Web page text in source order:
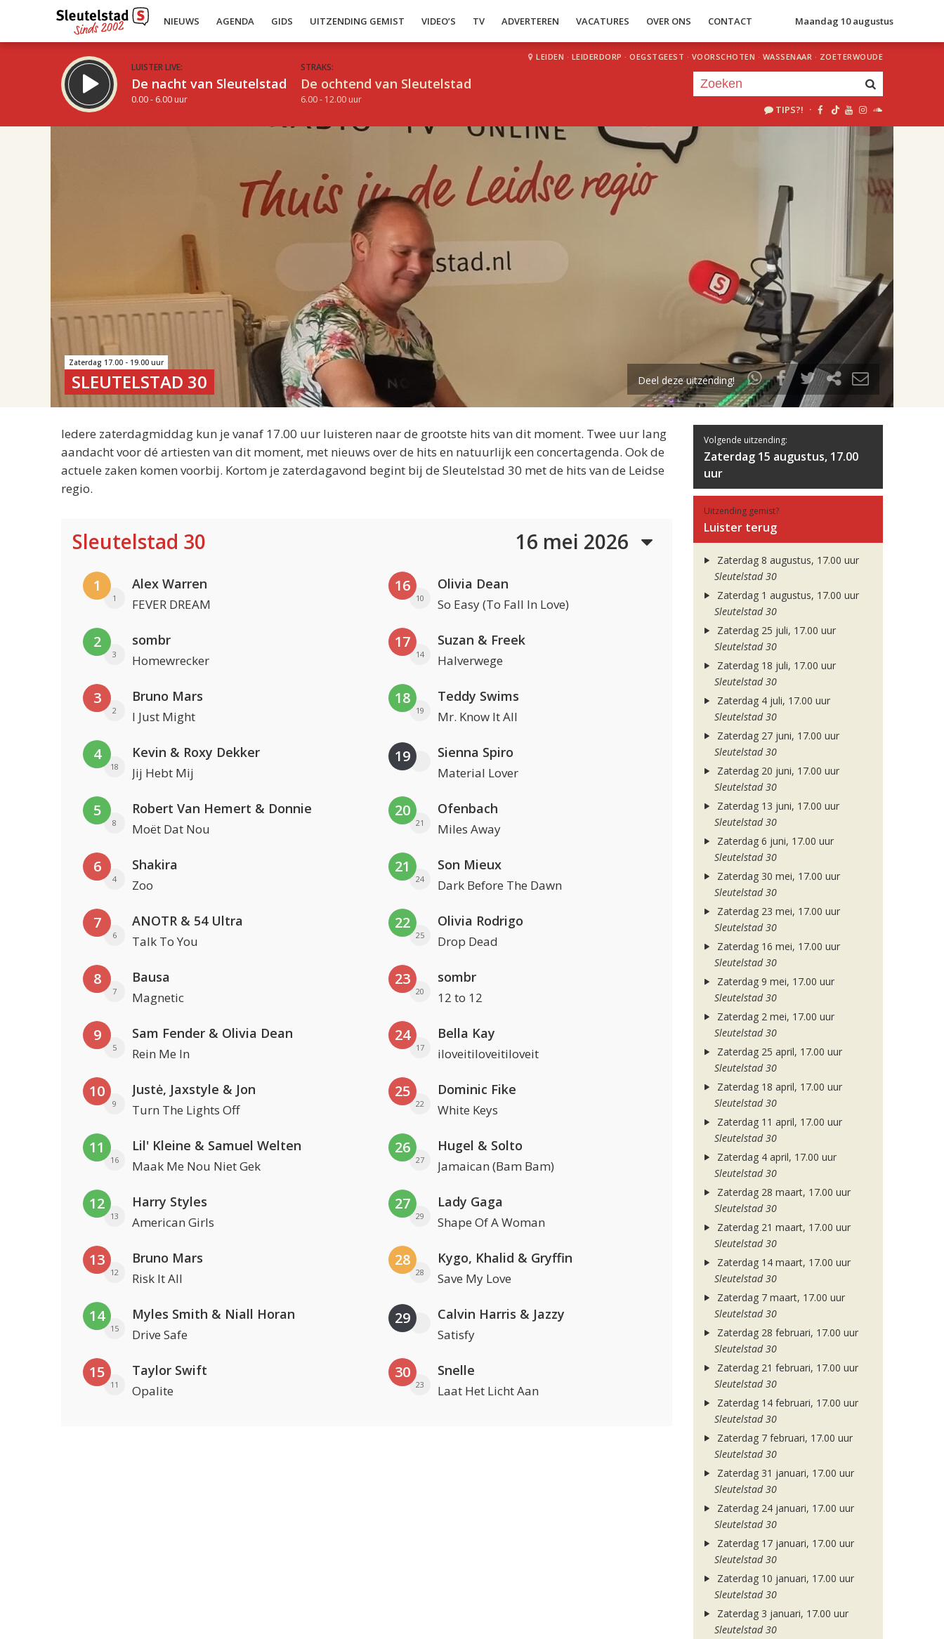
NIEUWS AGENDA GIDS UITZENDING GEMIST VIDEO’S TV ADVERTEREN VACATURES OVER ONS CONTACT Maandag 10 augustus
LUISTER LIVE:
De nacht van Sleutelstad
0.00 - 6.00 uur
STRAKS:
De ochtend van Sleutelstad
6.00 - 12.00 uur
LEIDEN · LEIDERDORP · OEGSTGEEST · VOORSCHOTEN · WASSENAAR · ZOETERWOUDE
TIPS?! ·
uur 1 van 2
Volgend uur
Zaterdag 17.00 - 19.00 uur
SLEUTELSTAD 30 Deel deze uitzending!
Iedere zaterdagmiddag kun je vanaf 17.00 uur luisteren naar de grootste hits van dit moment. Twee uur lang
aandacht voor dé artiesten van dit moment, met nieuws over de hits en natuurlijk een concertagenda. Ook de
actuele zaken komen voorbij. Kortom je zaterdagavond begint bij de Sleutelstad 30 met de hits van de Leidse
regio.
Sleutelstad 30 16 mei 2026
1
1
Alex Warren
FEVER DREAM
2
3
sombr
Homewrecker
3
2
Bruno Mars
I Just Might
4
18
Kevin & Roxy Dekker
Jij Hebt Mij
5
8
Robert Van Hemert & Donnie
Moët Dat Nou
6
4
Shakira
Zoo
7
6
ANOTR & 54 Ultra
Talk To You
8
7
Bausa
Magnetic
9
5
Sam Fender & Olivia Dean
Rein Me In
10
9
Justė, Jaxstyle & Jon
Turn The Lights Off
11
16
Lil' Kleine & Samuel Welten
Maak Me Nou Niet Gek
12
13
Harry Styles
American Girls
13
12
Bruno Mars
Risk It All
14
15
Myles Smith & Niall Horan
Drive Safe
15
11
Taylor Swift
Opalite
16
10
Olivia Dean
So Easy (To Fall In Love)
17
14
Suzan & Freek
Halverwege
18
19
Teddy Swims
Mr. Know It All
19 Sienna Spiro
Material Lover
20
21
Ofenbach
Miles Away
21
24
Son Mieux
Dark Before The Dawn
22
25
Olivia Rodrigo
Drop Dead
23
20
sombr
12 to 12
24
17
Bella Kay
iloveitiloveitiloveit
25
22
Dominic Fike
White Keys
26
27
Hugel & Solto
Jamaican (Bam Bam)
27
29
Lady Gaga
Shape Of A Woman
28
28
Kygo, Khalid & Gryffin
Save My Love
29 Calvin Harris & Jazzy
Satisfy
30
23
Snelle
Laat Het Licht Aan
Volgende uitzending:
Zaterdag 15 augustus, 17.00
uur
Uitzending gemist?
Luister terug
Zaterdag 8 augustus, 17.00 uur
Sleutelstad 30
Zaterdag 1 augustus, 17.00 uur
Sleutelstad 30
Zaterdag 25 juli, 17.00 uur
Sleutelstad 30
Zaterdag 18 juli, 17.00 uur
Sleutelstad 30
Zaterdag 4 juli, 17.00 uur
Sleutelstad 30
Zaterdag 27 juni, 17.00 uur
Sleutelstad 30
Zaterdag 20 juni, 17.00 uur
Sleutelstad 30
Zaterdag 13 juni, 17.00 uur
Sleutelstad 30
Zaterdag 6 juni, 17.00 uur
Sleutelstad 30
Zaterdag 30 mei, 17.00 uur
Sleutelstad 30
Zaterdag 23 mei, 17.00 uur
Sleutelstad 30
Zaterdag 16 mei, 17.00 uur
Sleutelstad 30
Zaterdag 9 mei, 17.00 uur
Sleutelstad 30
Zaterdag 2 mei, 17.00 uur
Sleutelstad 30
Zaterdag 25 april, 17.00 uur
Sleutelstad 30
Zaterdag 18 april, 17.00 uur
Sleutelstad 30
Zaterdag 11 april, 17.00 uur
Sleutelstad 30
Zaterdag 4 april, 17.00 uur
Sleutelstad 30
Zaterdag 28 maart, 17.00 uur
Sleutelstad 30
Zaterdag 21 maart, 17.00 uur
Sleutelstad 30
Zaterdag 14 maart, 17.00 uur
Sleutelstad 30
Zaterdag 7 maart, 17.00 uur
Sleutelstad 30
Zaterdag 28 februari, 17.00 uur
Sleutelstad 30
Zaterdag 21 februari, 17.00 uur
Sleutelstad 30
Zaterdag 14 februari, 17.00 uur
Sleutelstad 30
Zaterdag 7 februari, 17.00 uur
Sleutelstad 30
Zaterdag 31 januari, 17.00 uur
Sleutelstad 30
Zaterdag 24 januari, 17.00 uur
Sleutelstad 30
Zaterdag 17 januari, 17.00 uur
Sleutelstad 30
Zaterdag 10 januari, 17.00 uur
Sleutelstad 30
Zaterdag 3 januari, 17.00 uur
Sleutelstad 30